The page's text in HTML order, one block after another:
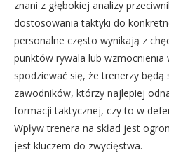
znani z głębokiej analizy
dostosowania taktyki do
personalne często wynikają z
punktów rywala lub wzmocnienia
spodziewać się, że trenerzy będą
zawodników, którzy najlepiej
formacji taktycznej, czy to w
Wpływ trenera na skład jest
jest kluczem do zwycięstwa.